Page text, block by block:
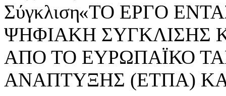
«ΤΟ ΕΡΓΟ
ΨΗΦΙΑΚΗ ΣΥΓΚΛΙΣΗΣ
ΑΠΟ ΤΟ ΕΥΡΩΠΑΪΚΟ
ΑΝΑΠΤΥΞΗΣ (ΕΤΠΑ)